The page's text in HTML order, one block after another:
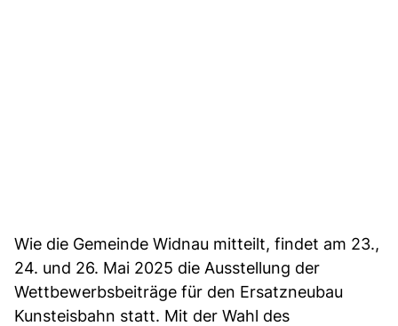
Wie die Gemeinde Widnau mitteilt, findet am 23.,
24. und 26. Mai 2025 die Ausstellung der
Wettbewerbsbeiträge für den Ersatzneubau
Kunsteisbahn statt. Mit der Wahl des